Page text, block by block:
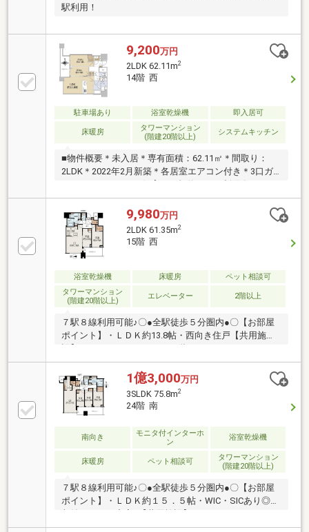
駅利用！
9,200万円
2LDK 62.11m2
14階 西
駐車場あり 浴室乾燥機 即入居可
床暖房
タワーマンション
(階建20階以上)
システムキッチン
■物件概要＊未入居＊専有面積：62.11㎡＊間取り：
2LDK＊2022年2月新築＊各居室エアコン付き＊3口ガ
スコンロ ＊ペット飼育可（規約による制限有り）＊
リビングに床暖房有り＊ホテルライクな内廊下設計～
豊富な設備仕様～制震構造／防音合わせガラス／二重
サッシュ／二重床・二重天井Low・Eガラス／ミストサ
ウナ／大阪ガス温水床暖房生ゴミディスポーザー／ハ
ンズフリーキー等～共用部分施設～（一部有料） 1
階：プレイロット、コーチエントランス 2階：エント
ランスホール、コンシェルジュサービス 3階：フィッ
トネスルーム 9階：パーティルーム、テレワークラウ
ンジ32階：スカイラウンジ
9,980万円
2LDK 61.35m2
15階 西
浴室乾燥機 床暖房
ペット相談可
タワーマンション
(階建20階以上)
エレベーター 2階以上
７駅８線利用可能♪〇●全駅徒歩５分圏内●〇【お部屋
ポイント】・ＬＤＫ約13.8帖・西向き住戸【共用施
設】・スカイラウンジ ３２階・テレワークラウン
ジ ９階・パーティールーム ９階・コンシェルジュ
サービス ・各階ゴミステーション etc…
1億3,000万円
3SLDK 75.8m2
24階 南
南向き
モニタ付インターホ
ン
浴室乾燥機
床暖房 ペット相談可
タワーマンション
(階建20階以上)
７駅８線利用可能♪〇●全駅徒歩５分圏内●〇【お部屋
ポイント】・ＬＤＫ約１５．５帖・WIC・SICあり◎・
３２階・テレワークラウンジ ９階・パーティールー